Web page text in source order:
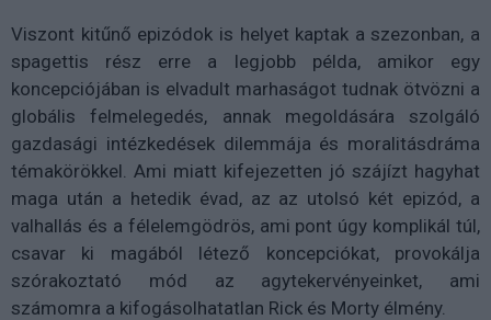
Viszont kitűnő epizódok is helyet kaptak a szezonban, a
spagettis rész erre a legjobb példa, amikor egy
koncepciójában is elvadult marhaságot tudnak ötvözni a
globális felmelegedés, annak megoldására szolgáló
gazdasági intézkedések dilemmája és moralitásdráma
témakörökkel. Ami miatt kifejezetten jó szájízt hagyhat
maga után a hetedik évad, az az utolsó két epizód, a
valhallás és a félelemgödrös, ami pont úgy komplikál túl,
csavar ki magából létező koncepciókat, provokálja
szórakoztató mód az agytekervényeinket, ami
számomra a kifogásolhatatlan Rick és Morty élmény.